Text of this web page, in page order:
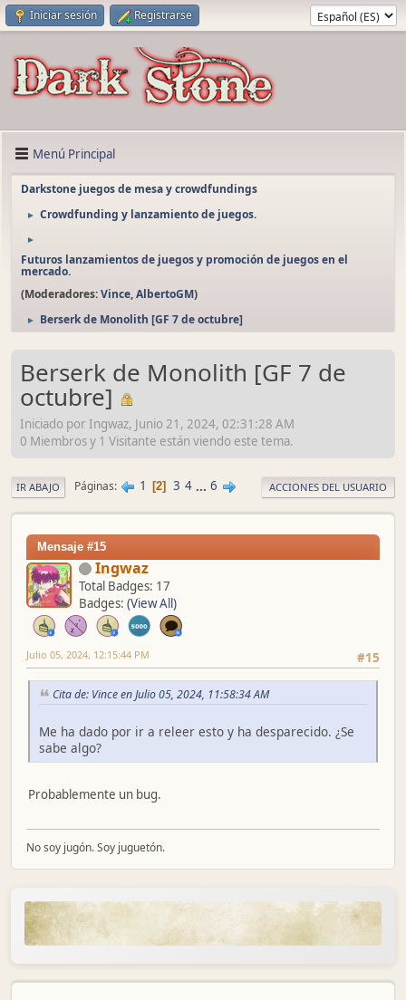
Iniciar sesión Registrarse
Menú Principal
Darkstone juegos de mesa y crowdfundings
► Crowdfunding y lanzamiento de juegos.
►
Futuros lanzamientos de juegos y promoción de juegos en el
mercado.
(Moderadores:Vince,AlbertoGM)
► Berserk de Monolith [GF 7 de octubre]
Berserk de Monolith [GF 7 de
octubre]
Iniciado por Ingwaz, Junio 21, 2024, 02:31:28 AM
0 Miembros y 1 Visitante están viendo este tema.
IR ABAJO Páginas 1 2 3 4 ... 6 ACCIONES DEL USUARIO
Mensaje #15
Ingwaz
Total Badges: 17
Badges: (View All)
#15
Julio 05, 2024, 12:15:44 PM
Cita de: Vince en Julio 05, 2024, 11:58:34 AM
Me ha dado por ir a releer esto y ha desparecido. ¿Se
sabe algo?
Probablemente un bug.
No soy jugón. Soy juguetón.